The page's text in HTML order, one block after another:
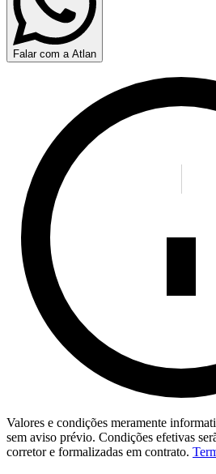
Falar com a Atlan
Valores e condições meramente
sem aviso prévio. Condições efetivas
corretor e formalizadas em contrato.